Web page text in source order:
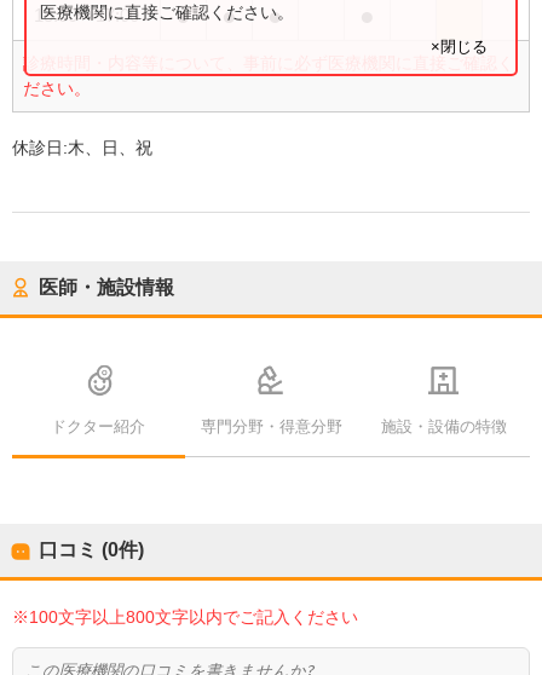
15:00〜17:00 ● ● ●
診療時間・内容等について、事前に必ず医療機関に直接ご確認く
ださい。
医療機関に直接ご確認ください。
×閉じる
休診日:木、日、祝
医師・施設情報
ドクター紹介 専門分野・得意分野 施設・設備の特徴
口コミ (0件)
※100文字以上800文字以内でご記入ください